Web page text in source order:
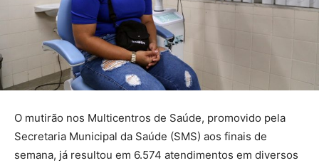
O mutirão nos Multicentros de Saúde, promovido pela
Secretaria Municipal da Saúde (SMS) aos finais de
semana, já resultou em 6.574 atendimentos em diversos